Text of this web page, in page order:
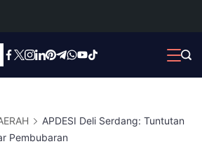
APDESI Deli Serdang: Tuntutan
Pembubaran